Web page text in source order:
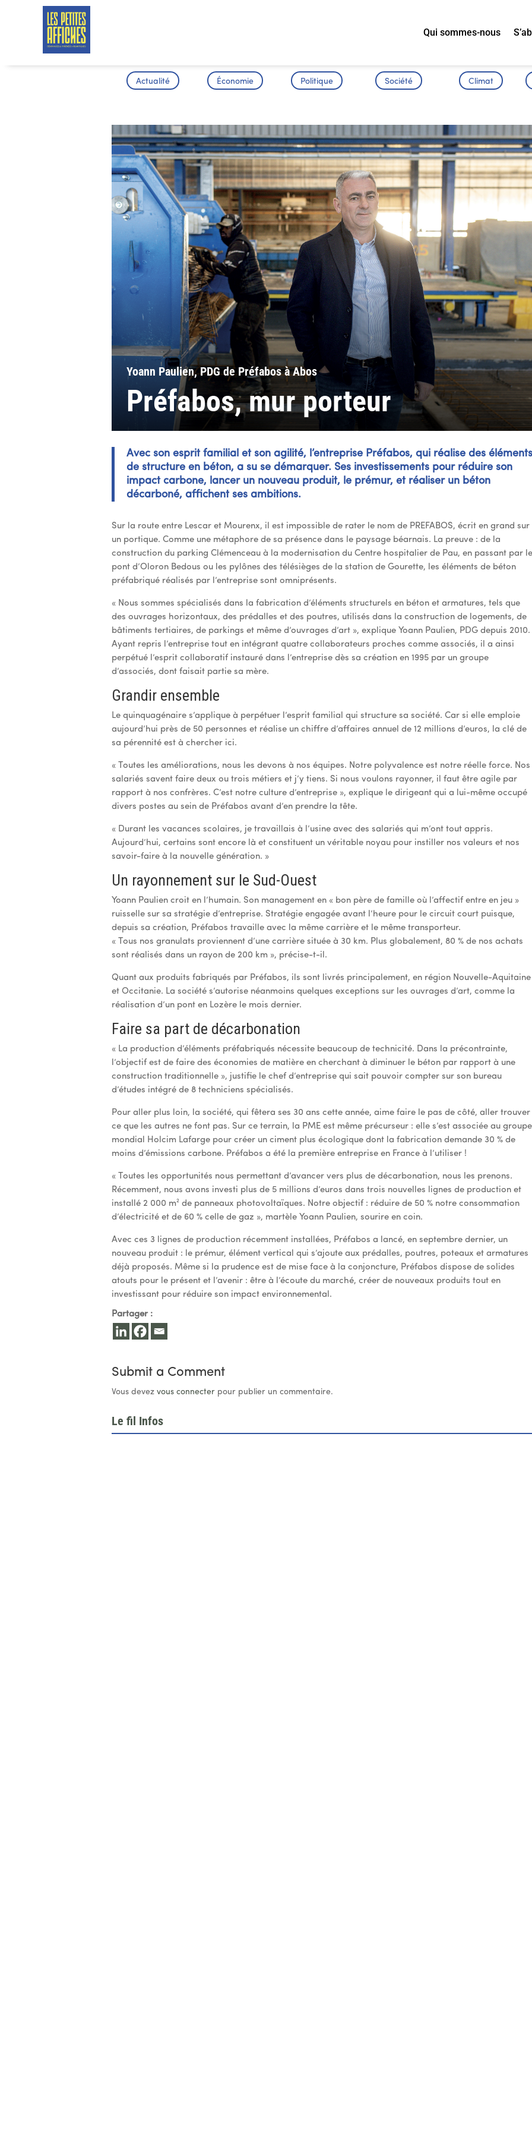
Qui sommes-nous
Actualité Économie Politique Société Climat
Yoann Paulien, PDG de Préfabos à Abos
Préfabos, mur porteur
Avec son esprit familial et son agilité, l’entreprise Préfabos, qui réalise des éléments
de structure en béton, a su se démarquer. Ses investissements pour réduire son
impact carbone, lancer un nouveau produit, le prémur, et réaliser un béton
décarboné, affichent ses ambitions.
Sur la route entre Lescar et Mourenx, il est impossible de rater le nom de PREFABOS, écrit en grand sur
un portique. Comme une métaphore de sa présence dans le paysage béarnais. La preuve : de la
construction du parking Clémenceau à la modernisation du Centre hospitalier de Pau, en passant par le
pont d’Oloron Bedous ou les pylônes des télésièges de la station de Gourette, les éléments de béton
préfabriqué réalisés par l’entreprise sont omniprésents.
« Nous sommes spécialisés dans la fabrication d’éléments structurels en béton et armatures, tels que
des ouvrages horizontaux, des prédalles et des poutres, utilisés dans la construction de logements, de
bâtiments tertiaires, de parkings et même d’ouvrages d’art », explique Yoann Paulien, PDG depuis 2010.
Ayant repris l’entreprise tout en intégrant quatre collaborateurs proches comme associés, il a ainsi
perpétué l’esprit collaboratif instauré dans l’entreprise dès sa création en 1995 par un groupe
d’associés, dont faisait partie sa mère.
Grandir ensemble
Le quinquagénaire s’applique à perpétuer l’esprit familial qui structure sa société. Car si elle emploie
aujourd’hui près de 50 personnes et réalise un chiffre d’affaires annuel de 12 millions d’euros, la clé de
sa pérennité est à chercher ici.
« Toutes les améliorations, nous les devons à nos équipes. Notre polyvalence est notre réelle force. Nos
salariés savent faire deux ou trois métiers et j’y tiens. Si nous voulons rayonner, il faut être agile par
rapport à nos confrères. C’est notre culture d’entreprise », explique le dirigeant qui a lui-même occupé
divers postes au sein de Préfabos avant d’en prendre la tête.
« Durant les vacances scolaires, je travaillais à l’usine avec des salariés qui m’ont tout appris.
Aujourd’hui, certains sont encore là et constituent un véritable noyau pour instiller nos valeurs et nos
savoir-faire à la nouvelle génération. »
Un rayonnement sur le Sud-Ouest
Yoann Paulien croit en l’humain. Son management en « bon père de famille où l’affectif entre en jeu »
ruisselle sur sa stratégie d’entreprise. Stratégie engagée avant l’heure pour le circuit court puisque,
depuis sa création, Préfabos travaille avec la même carrière et le même transporteur.
« Tous nos granulats proviennent d’une carrière située à 30 km. Plus globalement, 80 % de nos achats
sont réalisés dans un rayon de 200 km », précise-t-il.
Quant aux produits fabriqués par Préfabos, ils sont livrés principalement, en région Nouvelle-Aquitaine
et Occitanie. La société s’autorise néanmoins quelques exceptions sur les ouvrages d’art, comme la
réalisation d’un pont en Lozère le mois dernier.
Faire sa part de décarbonation
« La production d’éléments préfabriqués nécessite beaucoup de technicité. Dans la précontrainte,
l’objectif est de faire des économies de matière en cherchant à diminuer le béton par rapport à une
construction traditionnelle », justifie le chef d’entreprise qui sait pouvoir compter sur son bureau
d’études intégré de 8 techniciens spécialisés.
Pour aller plus loin, la société, qui fêtera ses 30 ans cette année, aime faire le pas de côté, aller trouver
ce que les autres ne font pas. Sur ce terrain, la PME est même précurseur : elle s’est associée au groupe
mondial Holcim Lafarge pour créer un ciment plus écologique dont la fabrication demande 30 % de
moins d’émissions carbone. Préfabos a été la première entreprise en France à l’utiliser !
« Toutes les opportunités nous permettant d’avancer vers plus de décarbonation, nous les prenons.
Récemment, nous avons investi plus de 5 millions d’euros dans trois nouvelles lignes de production et
installé 2 000 m² de panneaux photovoltaïques. Notre objectif : réduire de 50 % notre consommation
d’électricité et de 60 % celle de gaz », martèle Yoann Paulien, sourire en coin.
Avec ces 3 lignes de production récemment installées, Préfabos a lancé, en septembre dernier, un
nouveau produit : le prémur, élément vertical qui s’ajoute aux prédalles, poutres, poteaux et armatures
déjà proposés. Même si la prudence est de mise face à la conjoncture, Préfabos dispose de solides
atouts pour le présent et l’avenir : être à l’écoute du marché, créer de nouveaux produits tout en
investissant pour réduire son impact environnemental.
Partager :
Submit a Comment
Vous devezvous connecter pour publier un commentaire.
Le fil Infos